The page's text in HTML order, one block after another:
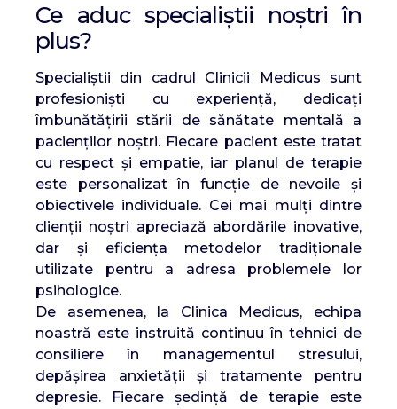
Ce aduc specialiștii noștri în
plus?
Specialiștii din cadrul Clinicii Medicus sunt
profesioniști cu experiență, dedicați
îmbunătățirii stării de sănătate mentală a
pacienților noștri. Fiecare pacient este tratat
cu respect și empatie, iar planul de terapie
este personalizat în funcție de nevoile și
obiectivele individuale. Cei mai mulți dintre
clienții noștri apreciază abordările inovative,
dar și eficiența metodelor tradiționale
utilizate pentru a adresa problemele lor
psihologice.
De asemenea, la Clinica Medicus, echipa
noastră este instruită continuu în tehnici de
consiliere în managementul stresului,
depășirea anxietății și tratamente pentru
depresie. Fiecare ședință de terapie este